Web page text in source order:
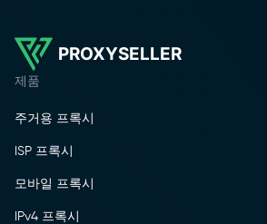
PROXYSELLER
제품
주거용 프록시
ISP 프록시
모바일 프록시
IPv4 프록시